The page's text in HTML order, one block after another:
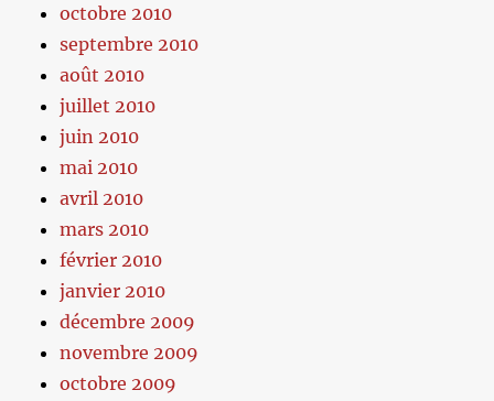
octobre 2010
septembre 2010
août 2010
juillet 2010
juin 2010
mai 2010
avril 2010
mars 2010
février 2010
janvier 2010
décembre 2009
novembre 2009
octobre 2009